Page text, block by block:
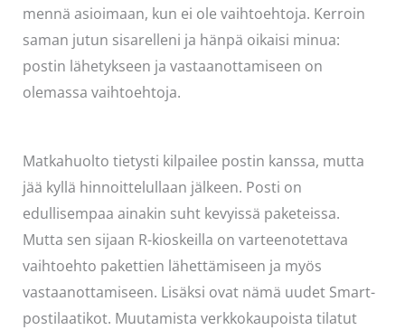
mennä asioimaan, kun ei ole vaihtoehtoja. Kerroin
saman jutun sisarelleni ja hänpä oikaisi minua:
postin lähetykseen ja vastaanottamiseen on
olemassa vaihtoehtoja.
Matkahuolto tietysti kilpailee postin kanssa, mutta
jää kyllä hinnoittelullaan jälkeen. Posti on
edullisempaa ainakin suht kevyissä paketeissa.
Mutta sen sijaan R-kioskeilla on varteenotettava
vaihtoehto pakettien lähettämiseen ja myös
vastaanottamiseen. Lisäksi ovat nämä uudet Smart-
postilaatikot. Muutamista verkkokaupoista tilatut